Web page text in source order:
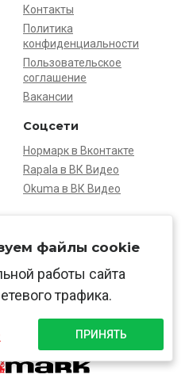
Контакты
Политика
конфиденциальности
Пользовательское
соглашение
Вакансии
Соцсети
Нормарк в Вконтакте
Rapala в ВК Видео
Okuma в ВК Видео
предъявления претензий и рекламаций,
ознакомительной.
отличаться от указанных на сайте.
ОГРН 1037739603505
технологиив соответствии
РФ.
файлы cookie
работы сайта
трафика.
ПРИНЯТЬ